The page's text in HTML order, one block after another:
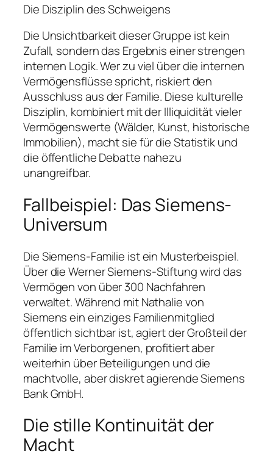
Die Disziplin des Schweigens
Die Unsichtbarkeit dieser Gruppe ist kein
Zufall, sondern das Ergebnis einer strengen
internen Logik. Wer zu viel über die internen
Vermögensflüsse spricht, riskiert den
Ausschluss aus der Familie. Diese kulturelle
Disziplin, kombiniert mit der Illiquidität vieler
Vermögenswerte (Wälder, Kunst, historische
Immobilien), macht sie für die Statistik und
die öffentliche Debatte nahezu
unangreifbar.
Fallbeispiel: Das Siemens-
Universum
Die Siemens-Familie ist ein Musterbeispiel.
Über die Werner Siemens-Stiftung wird das
Vermögen von über 300 Nachfahren
verwaltet. Während mit Nathalie von
Siemens ein einziges Familienmitglied
öffentlich sichtbar ist, agiert der Großteil der
Familie im Verborgenen, profitiert aber
weiterhin über Beteiligungen und die
machtvolle, aber diskret agierende Siemens
Bank GmbH.
Die stille Kontinuität der
Macht